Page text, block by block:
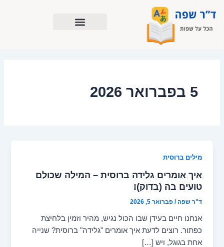
לתוכן
5 בפברואר 2026
מילים ברוסית
איך אומרים גלידה ברוסית – המילה שכולם
טועים בה (בדוק)!
ד"ר שפה/פברואר 5, 2026
אנחנו חיים בעידן שבו הכול נגיש, מהיר וזמין בלחיצת
כפתור. רוצים לדעת איך אומרים "גלידה" ברוסית? שנייה
אחת בגוגל, ויש […]